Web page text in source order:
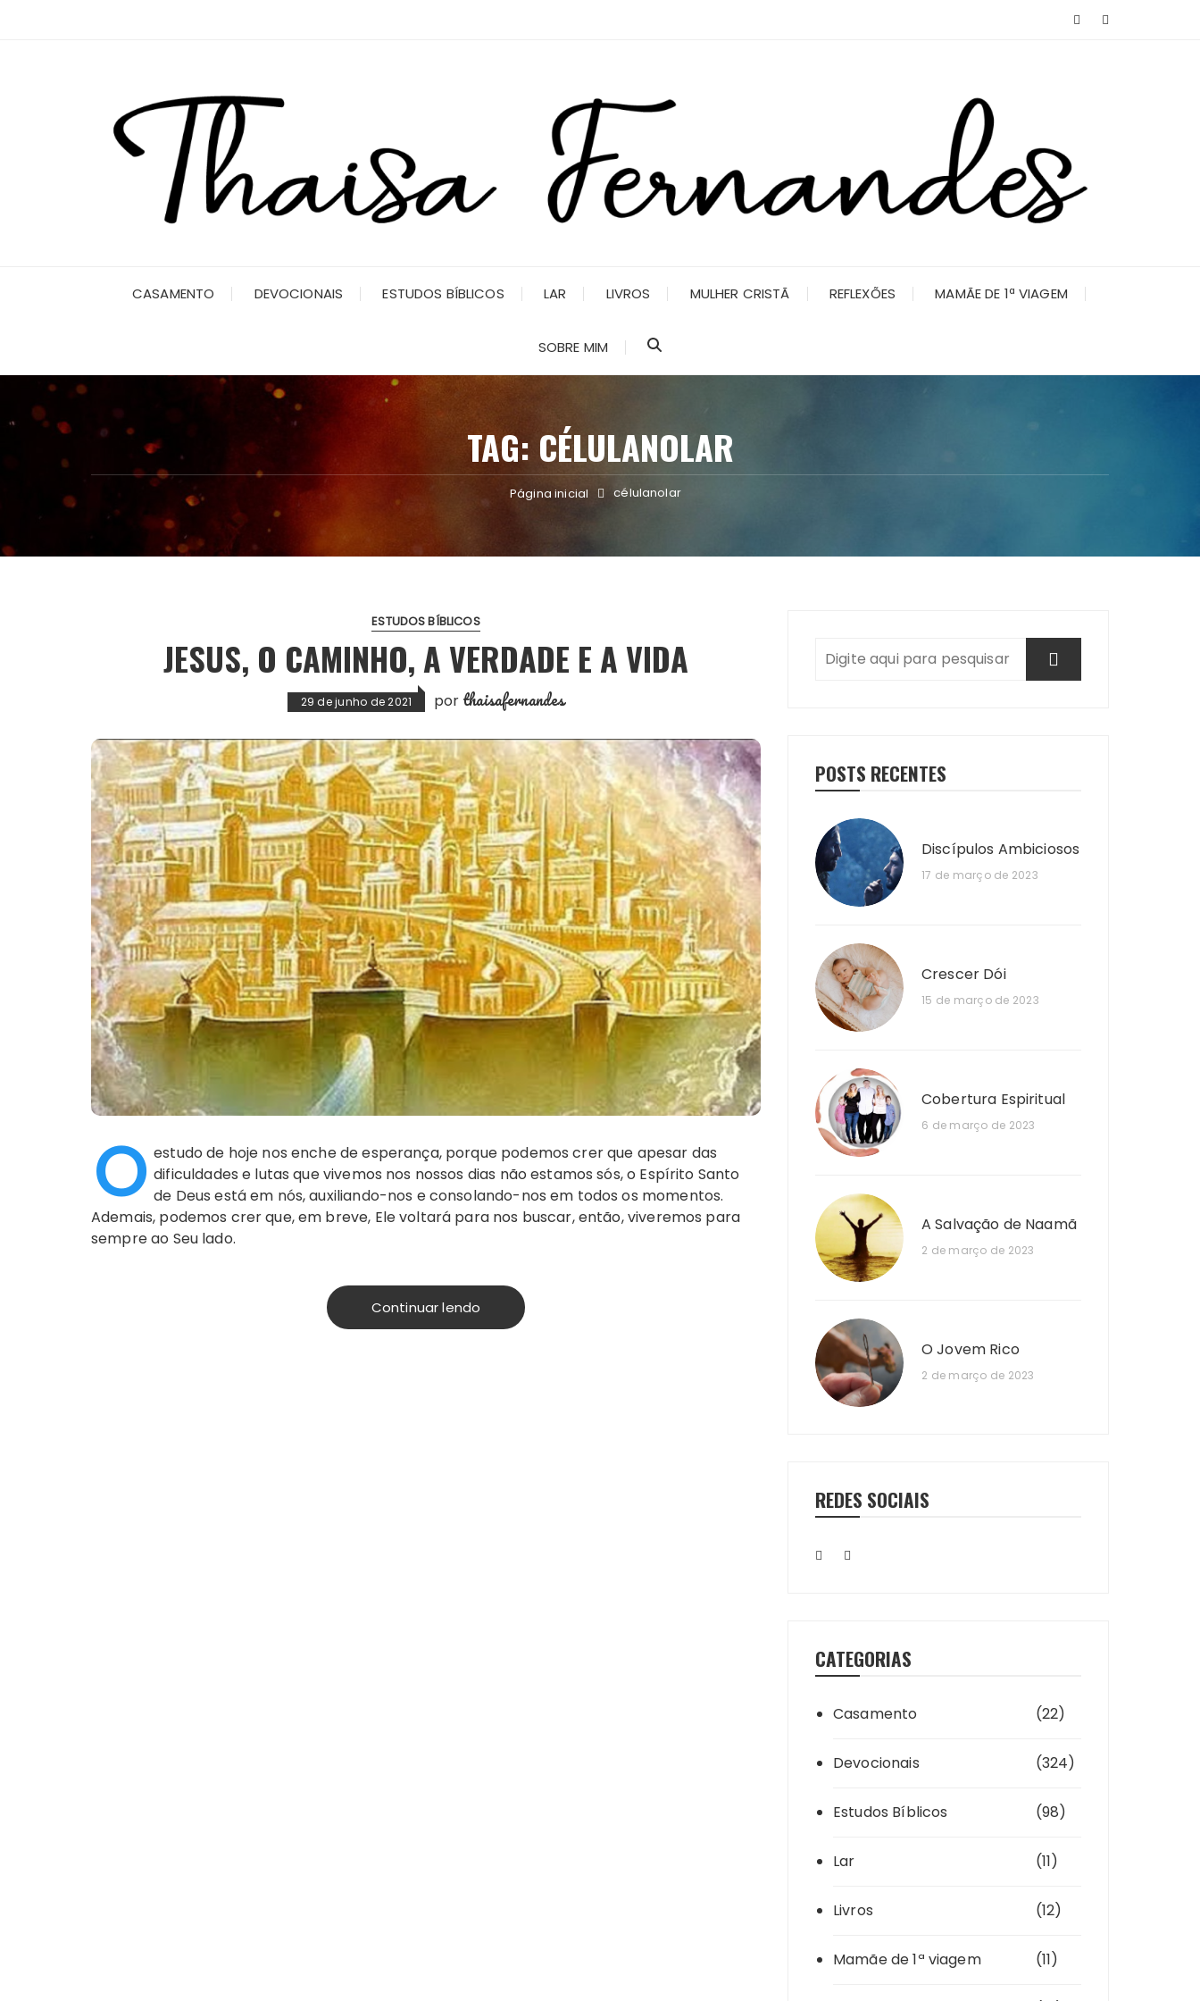
CASAMENTO DEVOCIONAIS ESTUDOS BÍBLICOS LAR LIVROS MULHER CRISTÃ REFLEXÕES MAMÃE DE 1ª VIAGEM
SOBRE MIM
TAG: CÉLULANOLAR
Página inicial célulanolar
ESTUDOS BÍBLICOS
JESUS, O CAMINHO, A VERDADE E A VIDA
29 de junho de 2021 por thaisafernandes
O estudo de hoje nos enche de esperança, porque podemos crer que apesar das
dificuldades e lutas que vivemos nos nossos dias não estamos sós, o Espírito Santo
de Deus está em nós, auxiliando-nos e consolando-nos em todos os momentos.
Ademais, podemos crer que, em breve, Ele voltará para nos buscar, então, viveremos para
sempre ao Seu lado.
Continuar lendo
POSTS RECENTES
Discípulos Ambiciosos
17 de março de 2023
Crescer Dói
15 de março de 2023
Cobertura Espiritual
6 de março de 2023
A Salvação de Naamã
2 de março de 2023
O Jovem Rico
2 de março de 2023
REDES SOCIAIS
CATEGORIAS
Casamento (22)
Devocionais (324)
Estudos Bíblicos (98)
Lar (11)
Livros (12)
Mamãe de 1ª viagem (11)